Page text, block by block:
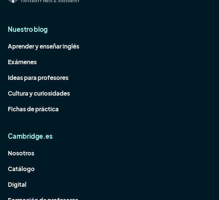
Nuestro blog
Aprender y enseñar inglés
Exámenes
Ideas para profesores
Cultura y curiosidades
Fichas de práctica
Cambridge.es
Nosotros
Catálogo
Digital